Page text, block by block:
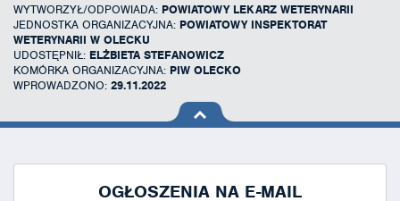
WYTWORZYŁ/ODPOWIADA: POWIATOWY LEKARZ WETERYNARII
JEDNOSTKA ORGANIZACYJNA: POWIATOWY INSPEKTORAT
WETERYNARII W OLECKU
UDOSTĘPNIŁ: ELŻBIETA STEFANOWICZ
KOMÓRKA ORGANIZACYJNA: PIW OLECKO
WPROWADZONO: 29.11.2022
na górę
OGŁOSZENIA NA E-MAIL